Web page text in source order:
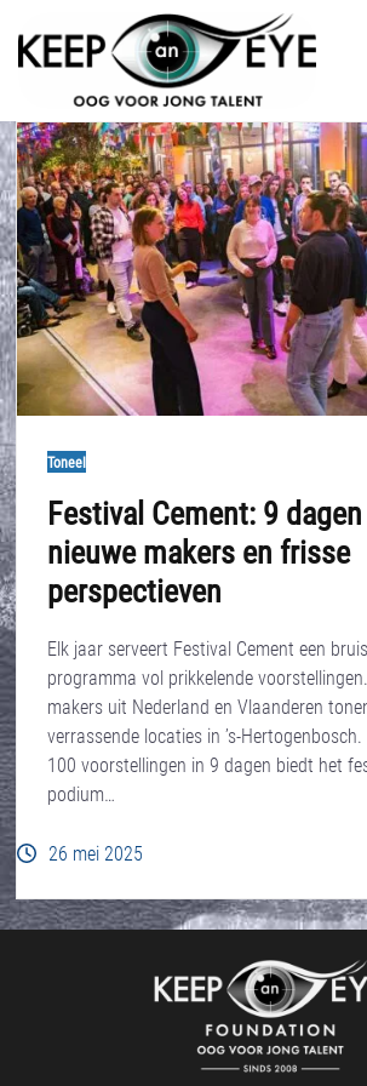
Toneel
Festival Cement: 9
nieuwe makers en frisse
perspectieven
Elk jaar serveert Festival Cement een
programma vol prikkelende
makers uit Nederland en Vlaanderen
verrassende locaties in ’s-
100 voorstellingen in 9 dagen biedt het
podium…
26 mei 2025